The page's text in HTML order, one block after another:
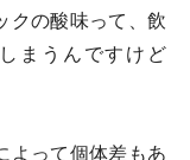
クの酸味って、飲
まうんですけど
よって個体差もあ